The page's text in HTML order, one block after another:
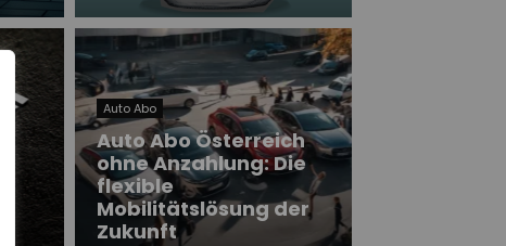
Auto Abo
Auto Abo Österreich
ohne Anzahlung: Die
flexible
Mobilitätslösung der
Zukunft